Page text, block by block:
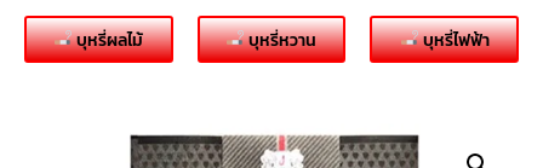
บุหรี่ผลไม้ บุหรี่หวาน บุหรี่ไฟฟ้า